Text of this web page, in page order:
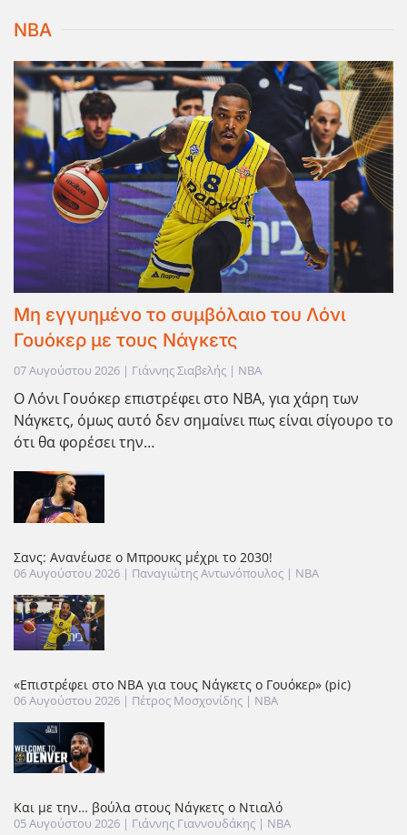
NBA
Μη εγγυημένο το συμβόλαιο του Λόνι
Γουόκερ με τους Νάγκετς
07 Αυγούστου 2026 | Γιάννης Σιαβελής | NBA
Ο Λόνι Γουόκερ επιστρέφει στο ΝΒΑ, για χάρη των
Νάγκετς, όμως αυτό δεν σημαίνει πως είναι σίγουρο το
ότι θα φορέσει την…
Σανς: Ανανέωσε ο Μπρουκς μέχρι το 2030!
06 Αυγούστου 2026 | Παναγιώτης Αντωνόπουλος | NBA
«Επιστρέφει στο ΝΒΑ για τους Νάγκετς ο Γουόκερ» (pic)
06 Αυγούστου 2026 | Πέτρος Μοσχονίδης | NBA
Και με την… βούλα στους Νάγκετς ο Ντιαλό
05 Αυγούστου 2026 | Γιάννης Γιαννουδάκης | NBA